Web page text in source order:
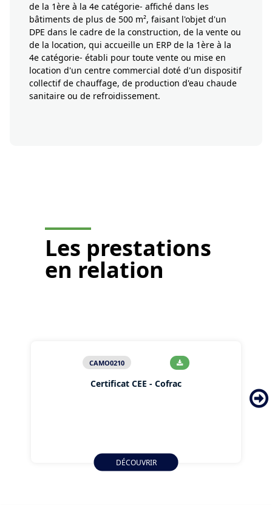
de la 1ère à la 4e catégorie- affiché dans les
bâtiments de plus de 500 m², faisant l'objet d'un
DPE dans le cadre de la construction, de la vente ou
de la location, qui accueille un ERP de la 1ère à la
4e catégorie- établi pour toute vente ou mise en
location d'un centre commercial doté d'un dispositif
collectif de chauffage, de production d'eau chaude
sanitaire ou de refroidissement.
Les prestations
en relation
CAMO0210
Certificat CEE - Cofrac
DÉCOUVRIR